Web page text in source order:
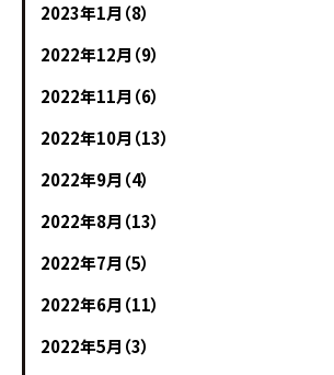
2023年1月（8）
2022年12月（9）
2022年11月（6）
2022年10月（13）
2022年9月（4）
2022年8月（13）
2022年7月（5）
2022年6月（11）
2022年5月（3）